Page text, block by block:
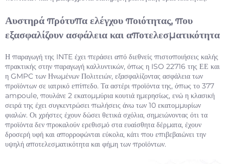
Αυστηρά πρότυπα ελέγχου ποιότητας, που
εξασφαλίζουν ασφάλεια και αποτελεσματικότητα
Η παραγωγή της INTE έχει περάσει από διεθνείς πιστοποιήσεις καλής
πρακτικής στην παραγωγή καλλυντικών, όπως η ISO 22716 της ΕΕ και
η GMPC των Ηνωμένων Πολιτειών, εξασφαλίζοντας ασφάλεια των
προϊόντων σε ιατρικό επίπεδο. Τα αστέρι προϊόντα της, όπως το 377
ampoule, πουλάνε 2 εκατομμύρια κουτιά ημερησίως, ενώ η κλασική
σειρά της έχει συγκεντρώσει πωλήσεις άνω των 10 εκατομμυρίων
φιαλών. Οι χρήστες έχουν δώσει θετικά σχόλια, σημειώνοντας ότι τα
προϊόντα δεν προκαλούν ερεθισμό στα ευαίσθητα δέρματα, έχουν
δροσερή υφή και απορροφώνται εύκολα, κάτι που επιβεβαιώνει την
υψηλή αποτελεσματικότητα και φήμη των προϊόντων.